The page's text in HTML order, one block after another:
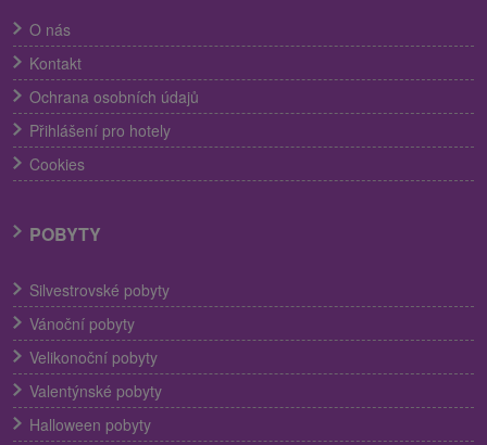
O nás
Kontakt
Ochrana osobních údajů
Přihlášení pro hotely
Cookies
POBYTY
Silvestrovské pobyty
Vánoční pobyty
Velikonoční pobyty
Valentýnské pobyty
Halloween pobyty